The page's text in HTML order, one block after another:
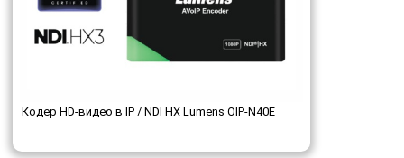
Кодер HD-видео в IP / NDI HX Lumens OIP-N40E